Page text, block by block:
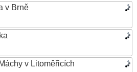
v Brně
v Litoměřicích